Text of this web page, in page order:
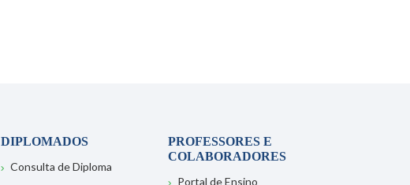
DIPLOMADOS
Consulta de Diploma
PROFESSORES E
COLABORADORES
Portal de Ensino